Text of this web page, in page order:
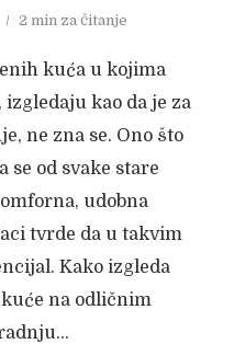
2 min za čitanje
kuća u kojima
kao da je za
ne zna se. Ono što
se od svake stare
udobna
tvrde da u takvim
Kako izgleda
na odličnim